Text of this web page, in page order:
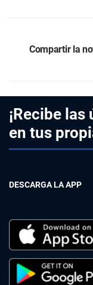
Compartir la
¡Recibe
en tus
DESCARGA LA APP